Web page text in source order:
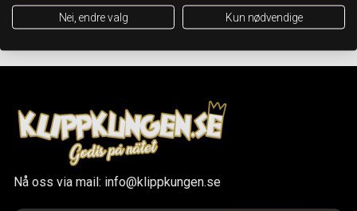
Nå oss via mail: info@klippkungen.se
Nei, endre valg Kun nødvendige